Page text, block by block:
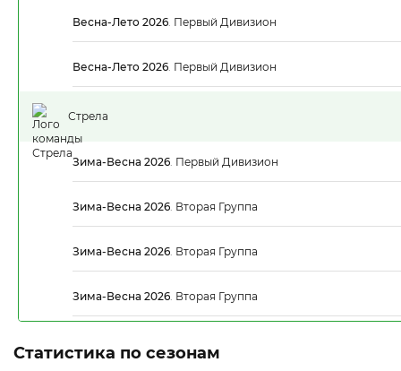
Весна-Лето 2026. Первый Дивизион
Весна-Лето 2026. Первый Дивизион
Стрела
Зима-Весна 2026. Первый Дивизион
Зима-Весна 2026. Вторая Группа
Зима-Весна 2026. Вторая Группа
Зима-Весна 2026. Вторая Группа
Статистика по сезонам